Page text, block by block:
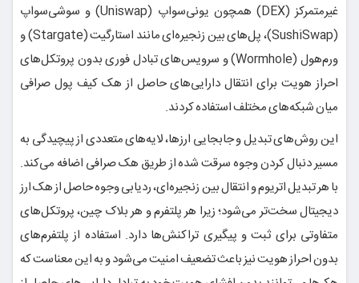
غیرمتمرکز (DEX) همچون یونی‌سواپ (Uniswap) و سوشی‌سواپ
(SushiSwap)، پل‌های بین زنجیره‌ای مانند استارگیت (Stargate) و
ورم‌هول (Wormhole) و سرویس‌های تبادل فوری بدون پروتکل‌های
احراز هویت برای انتقال دارایی‌های حاصل از هک کیف پول صرافی
میان شبکه‌های مختلف استفاده کردند.
این روش‌های تبدیل و جابجایی ارزها، لایه‌های متعددی از پیچیدگی به
مسیر دنبال کردن وجوه سرقت شده از طریق هک صرافی اضافه می‌کند.
با هر تبدیل اتریوم و انتقال بین زنجیره‌ای، ردیابی وجوه حاصل از هک ارز
دیجیتال سخت‌تر می‌شود؛ زیرا هر پلتفرم و هر بلاک چین، پروتکل‌های
متفاوتی برای ثبت و پیگیری تراکنش‌ها دارد. استفاده از پلتفرم‌های
بدون احراز هویت نیز باعث تضعیف امنیت می‌شود و به این معناست که